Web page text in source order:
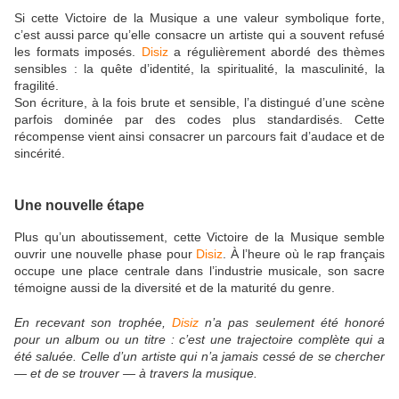
Si cette Victoire de la Musique a une valeur symbolique forte,
c’est aussi parce qu’elle consacre un artiste qui a souvent refusé
les formats imposés. Disiza régulièrement abordé des thèmes
sensibles : la quête d’identité, la spiritualité, la masculinité, la
fragilité.
Son écriture, à la fois brute et sensible, l’a distingué d’une scène
parfois dominée par des codes plus standardisés. Cette
récompense vient ainsi consacrer un parcours fait d’audace et de
sincérité.
Une nouvelle étape
Plus qu’un aboutissement, cette Victoire de la Musique semble
ouvrir une nouvelle phase pour Disiz . À l’heure où le rap français
occupe une place centrale dans l’industrie musicale, son sacre
témoigne aussi de la diversité et de la maturité du genre.
En recevant son trophée, Disizn’a pas seulement été honoré
pour un album ou un titre : c’est une trajectoire complète qui a
été saluée. Celle d’un artiste qui n’a jamais cessé de se chercher
— et de se trouver — à travers la musique.